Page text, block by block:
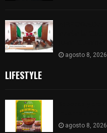
agosto 8, 2026
LIFESTYLE
agosto 8, 2026